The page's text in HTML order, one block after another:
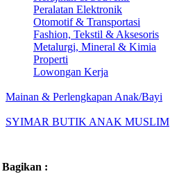
Peralatan Elektronik
Otomotif & Transportasi
Fashion, Tekstil & Aksesoris
Metalurgi, Mineral & Kimia
Properti
Lowongan Kerja
Mainan & Perlengkapan Anak/Bayi
SYIMAR BUTIK ANAK MUSLIM
Bagikan :